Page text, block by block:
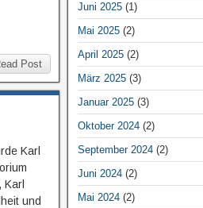
Post
Karl
und
Juni 2025(1)
Mai 2025(2)
April 2025(2)
März 2025(3)
Januar 2025(3)
Oktober 2024(2)
September 2024(2)
Juni 2024(2)
Mai 2024(2)